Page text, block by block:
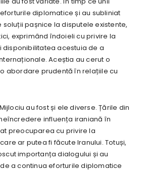
diplomatice și au subliniat
pașnice la disputele existente,
exprimând îndoieli cu privire la
disponibilitatea acestuia de a
Aceștia au cerut o
abordare prudentă în relațiile cu
au fost și ele diverse. Țările din
influența iraniană în
preocuparea cu privire la
ar putea fi făcute Iranului. Totuși,
importanța dialogului și au
a continua eforturile diplomatice